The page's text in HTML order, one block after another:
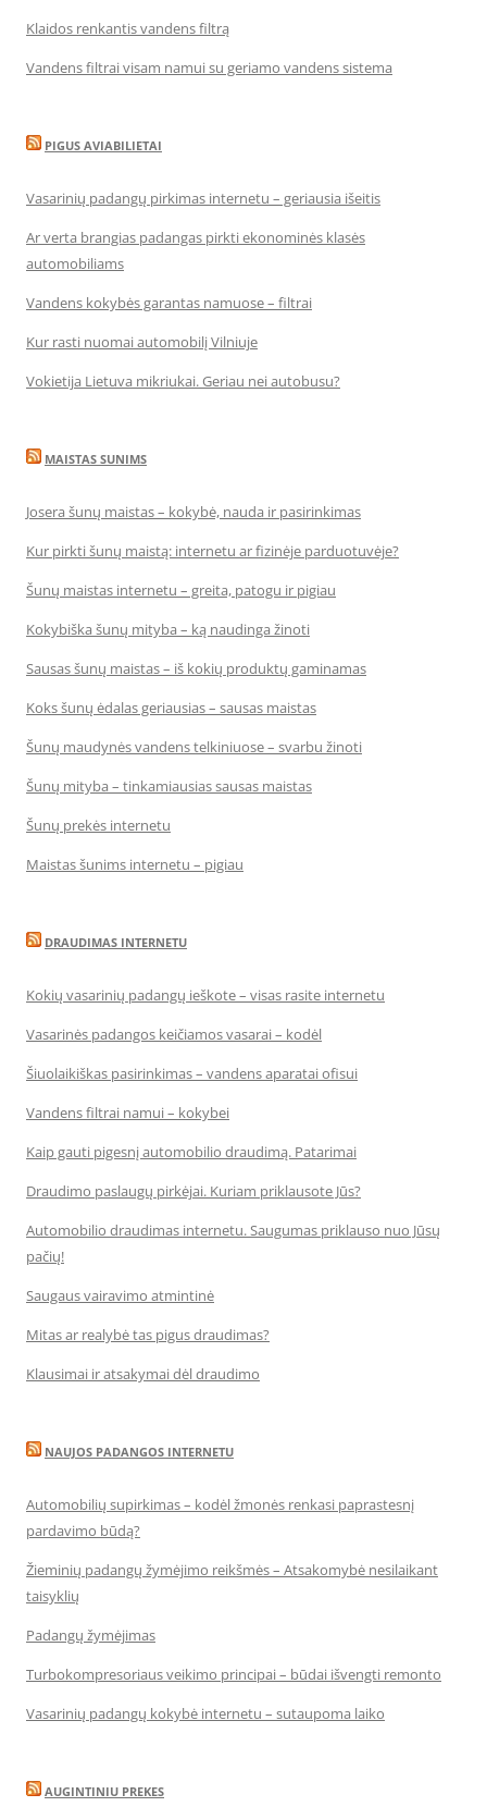
Klaidos renkantis vandens filtrą
Vandens filtrai visam namui su geriamo vandens sistema
PIGUS AVIABILIETAI
Vasarinių padangų pirkimas internetu – geriausia išeitis
Ar verta brangias padangas pirkti ekonominės klasės
automobiliams
Vandens kokybės garantas namuose – filtrai
Kur rasti nuomai automobilį Vilniuje
Vokietija Lietuva mikriukai. Geriau nei autobusu?
MAISTAS SUNIMS
Josera šunų maistas – kokybė, nauda ir pasirinkimas
Kur pirkti šunų maistą: internetu ar fizinėje parduotuvėje?
Šunų maistas internetu – greita, patogu ir pigiau
Kokybiška šunų mityba – ką naudinga žinoti
Sausas šunų maistas – iš kokių produktų gaminamas
Koks šunų ėdalas geriausias – sausas maistas
Šunų maudynės vandens telkiniuose – svarbu žinoti
Šunų mityba – tinkamiausias sausas maistas
Šunų prekės internetu
Maistas šunims internetu – pigiau
DRAUDIMAS INTERNETU
Kokių vasarinių padangų ieškote – visas rasite internetu
Vasarinės padangos keičiamos vasarai – kodėl
Šiuolaikiškas pasirinkimas – vandens aparatai ofisui
Vandens filtrai namui – kokybei
Kaip gauti pigesnį automobilio draudimą. Patarimai
Draudimo paslaugų pirkėjai. Kuriam priklausote Jūs?
Automobilio draudimas internetu. Saugumas priklauso nuo Jūsų
pačių!
Saugaus vairavimo atmintinė
Mitas ar realybė tas pigus draudimas?
Klausimai ir atsakymai dėl draudimo
NAUJOS PADANGOS INTERNETU
Automobilių supirkimas – kodėl žmonės renkasi paprastesnį
pardavimo būdą?
Žieminių padangų žymėjimo reikšmės – Atsakomybė nesilaikant
taisyklių
Padangų žymėjimas
Turbokompresoriaus veikimo principai – būdai išvengti remonto
Vasarinių padangų kokybė internetu – sutaupoma laiko
AUGINTINIU PREKES